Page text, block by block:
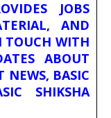
JOBS
AND
TOUCH WITH
ABOUT
NEWS, BASIC
SHIKSHA